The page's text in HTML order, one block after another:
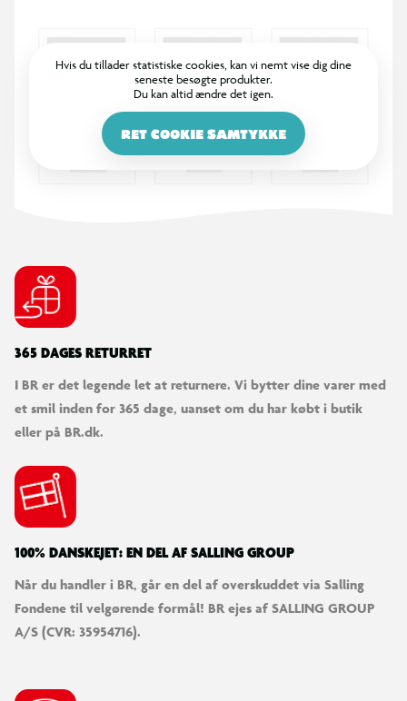
Hvis du tillader statistiske cookies, kan vi nemt vise dig dine
seneste besøgte produkter.
Du kan altid ændre det igen.
RET COOKIE SAMTYKKE
365 DAGES RETURRET
I BR er det legende let at returnere. Vi bytter dine varer med
et smil inden for 365 dage, uanset om du har købt i butik
eller på BR.dk.
100% DANSKEJET: EN DEL AF SALLING GROUP
Når du handler i BR, går en del af overskuddet via Salling
Fondene til velgørende formål! BR ejes af SALLING GROUP
A/S (CVR: 35954716).